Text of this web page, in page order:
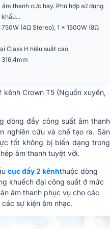
- 20kHz
Quán cafe, Nhà hàng,
Gia đình
và cọc âm dương
chuẩn
và 1.4V
x316.4(sâu)
thanh cực hay. Phù hợp sử dụng
(4Ω Stereo), 1 x 1500W (8Ω
Class H hiệu suất cao
dòng đẩy công suất âm thanh
nghiên cứu và chế tạo ra. Sản
tốt không bị biến dạng trong
âm thanh tuyệt vời.
cục đẩy 2 kênhthuộc dòng
khuếch đại công suất ở mức
âm thanh phục vụ cho các
sự kiện âm nhạc.